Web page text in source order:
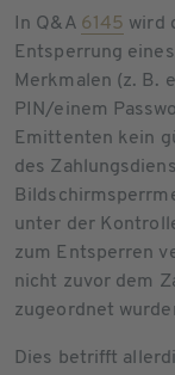
In Q&A 6145 wird
Entsperrung
Merkmalen (z. B.
PIN/einem
Emittenten kein
des
unter der
zum Entsperren
nicht zuvor dem
zugeordnet
Dies betrifft